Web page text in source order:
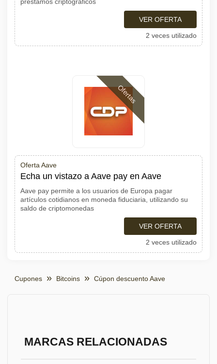
VER OFERTA
2 veces utilizado
Ofertas
Oferta Aave
Echa un vistazo a Aave pay en Aave
Aave pay permite a los usuarios de Europa pagar
artículos cotidianos en moneda fiduciaria, utilizando su
saldo de criptomonedas
VER OFERTA
2 veces utilizado
Cupones Bitcoins Cúpon descuento Aave
MARCAS RELACIONADAS